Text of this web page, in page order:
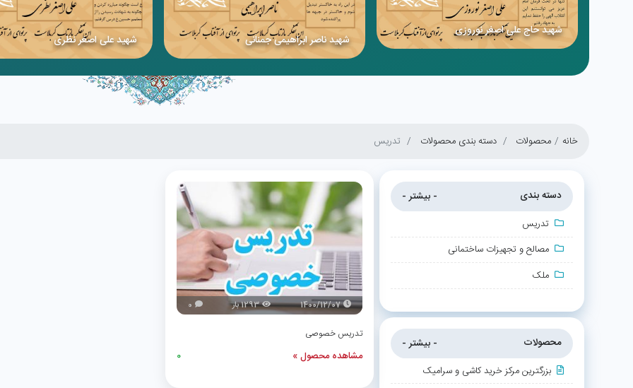
شهید حاج علی اصغر نوروزی
شهید ناصر ابراهیمی جمنانی شهید علی اصغر نظری
خانه محصولات دسته بندی محصولات تدریس
دسته بندی
- بیشتر -
تدریس
مصالح و تجهیزات ساختمانی
ملک
محصولات
- بیشتر -
بزرگترین مرکز خرید کاشی و سرامیک
1400/12/07 1293 بار 0
تدریس خصوصی
مشاهده محصول » 0